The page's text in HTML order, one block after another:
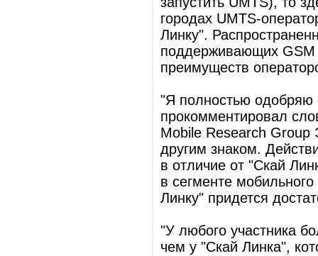
городах UMTS-
Линку".
поддерживающих GSM
преимуществ
"Я полностью одобряю
прокомментировал
Mobile Research Group
другим знаком.
в отличие от "Скай
в сегменте
Линку" придется
"У любого участника
чем у "Скай Линка",